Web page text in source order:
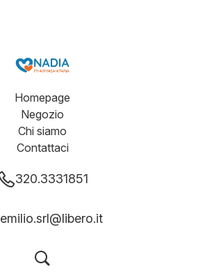
Homepage
Negozio
Chi siamo
Contattaci
320.3331851
emilio.srl@libero.it